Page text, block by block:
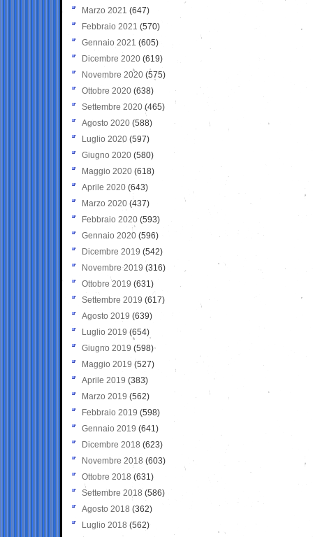
Marzo 2021 (647)
Febbraio 2021 (570)
Gennaio 2021 (605)
Dicembre 2020 (619)
Novembre 2020 (575)
Ottobre 2020 (638)
Settembre 2020(465)
Agosto 2020 (588)
Luglio 2020 (597)
Giugno 2020 (580)
Maggio 2020 (618)
Aprile 2020 (643)
Marzo 2020 (437)
Febbraio 2020 (593)
Gennaio 2020 (596)
Dicembre 2019 (542)
Novembre 2019 (316)
Ottobre 2019 (631)
Settembre 2019 (617)
Agosto 2019 (639)
Luglio 2019 (654)
Giugno 2019 (598)
Maggio 2019 (527)
Aprile 2019 (383)
Marzo 2019 (562)
Febbraio 2019 (598)
Gennaio 2019 (641)
Dicembre 2018 (623)
Novembre 2018 (603)
Ottobre 2018 (631)
Settembre 2018 (586)
Agosto 2018 (362)
Luglio 2018 (562)